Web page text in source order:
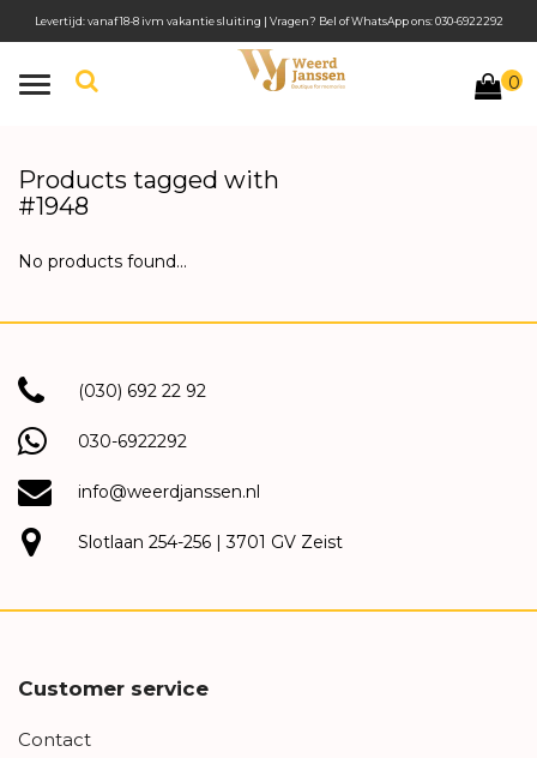
Toggle
0
Levertijd: vanaf 18-8 ivm vakantie sluiting | Vragen? Bel of WhatsApp ons: 030-6922292
Products tagged with
#1948
No products found...
(030) 692 22 92
030-6922292
info@weerdjanssen.nl
Slotlaan 254-256 | 3701 GV Zeist
Customer service
Contact